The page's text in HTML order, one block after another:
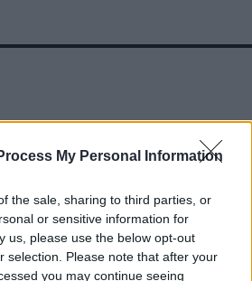
My Personal Information
the sale, sharing to third parties, or
or sensitive information for
us, please use the below opt-out
selection. Please note that after your
you may continue seeing